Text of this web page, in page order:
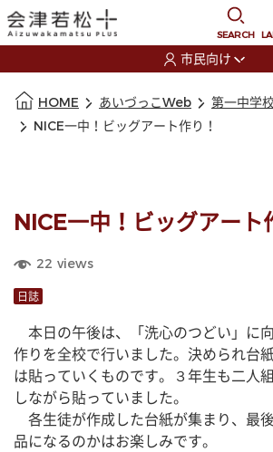
SEARCH
市民向け
HOME あいづっこWeb
第一中学
NICE一中！ビッグアート作り！
NICE一中！ビッグアート
22 views
日誌
本日の午後は、「洗心のつどい」に
作りを全校で行いました。決められ台
は貼っていくものです。３年生も二人
しながら貼っていました。
各生徒が作成した台紙が集まり、最
品になるのかはお楽しみです。